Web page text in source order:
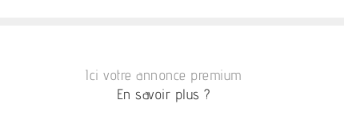
Ici votre annonce premium
En savoir plus ?